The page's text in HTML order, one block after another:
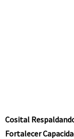
Cosital
Fortalecer